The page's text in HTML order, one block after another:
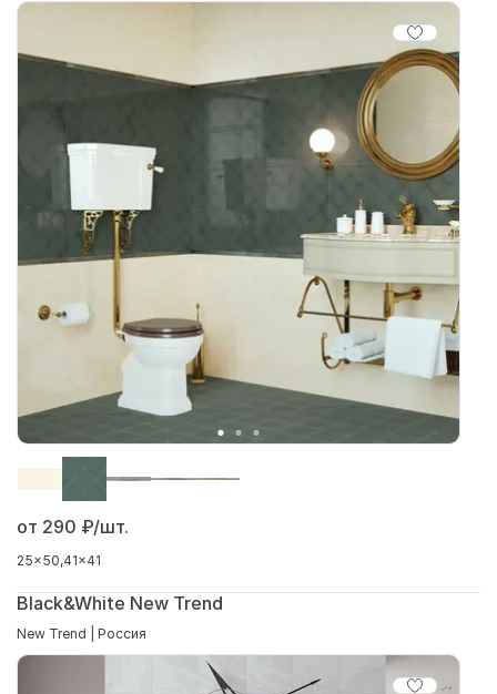
от 290 ₽/шт.
25x50 41x41
Black&White New Trend
New Trend | Россия